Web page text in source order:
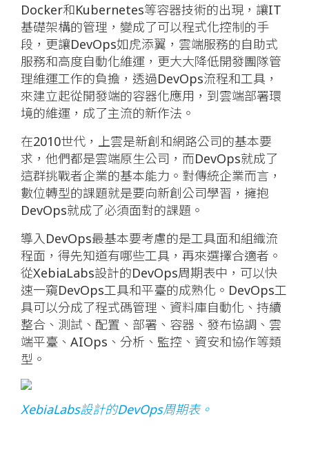
Docker和Kubernetes等容器技術的出現，讓IT
基礎架構的管理，變成了可以程式化控制的手
段，更讓DevOps如虎添翼，雲端服務的自助式
服務和高度自動化維運，更大大降低開發團隊管
理維運工作的負擔，透過DevOps流程和工具，
來建立起從開發端的容器化應用，到雲端部署環
境的維運，成了主流的新作法。
在2010世代，上雲是新創和網路公司的基本要
求，他們都是雲端原生公司，而DevOps就成了
這群挑戰者企業的基本能力。對傳統企業而言，
數位轉型的課題就是要向新創公司學習，擁抱
DevOps就成了必須面對的課題。
導入DevOps最基本要考慮的是工具面和組織流
程面，得先知道有哪些工具，再來選擇合適者。
從XebiaLabs設計的DevOps周期表中，可以快
速一窺DevOps工具和平臺的成熟化。DevOps工
具可以分成了程式碼管理、資料庫自動化、持續
整合、測試、配置、部署、容器、發布協調、雲
端平臺、AIOps、分析、監控、資安和協作等類
型。
XebiaLabs設計的DevOps周期表。